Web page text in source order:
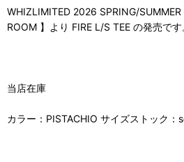
WHIZLIMITED 2026 SPRING/
ROOM 】より FIRE L/S TEE の発売です
当店在庫
カラー：PISTACHIO サイズストック：